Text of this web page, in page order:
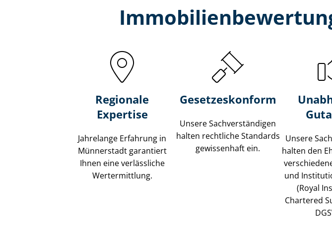
Regionale
Expertise
Jahrelange Erfahrung in
Münnerstadt garantiert
Ihnen eine verlässliche
Wertermittlung.
Gesetzes­konform
Unsere Sach­ver­stän­di­gen
halten rechtliche Standards
gewissenhaft ein.
Unsere
halten den
und
(Royal
Chartered